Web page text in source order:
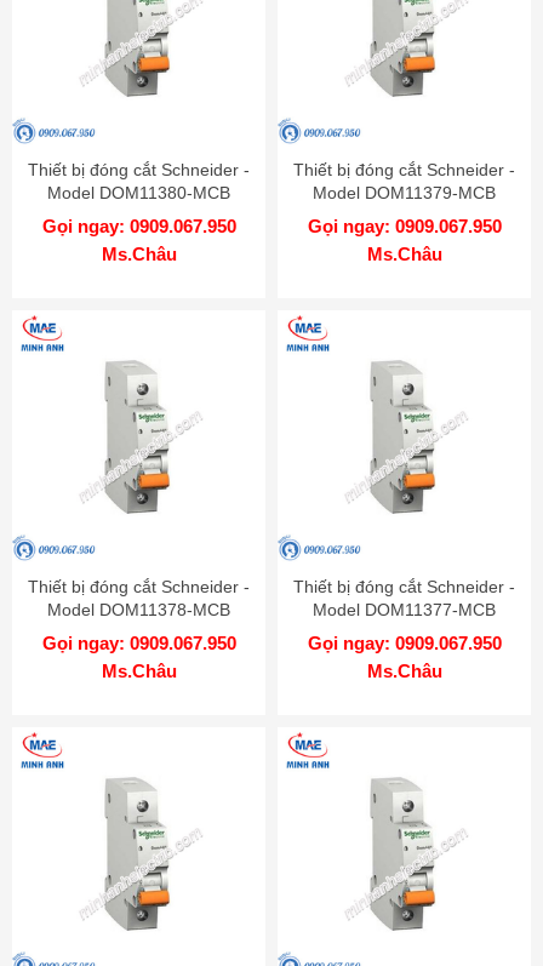
Thiết bị đóng cắt Schneider -
Model DOM11380-MCB
Gọi ngay: 0909.067.950
Ms.Châu
Thiết bị đóng cắt Schneider -
Model DOM11379-MCB
Gọi ngay: 0909.067.950
Ms.Châu
Thiết bị đóng cắt Schneider -
Model DOM11378-MCB
Gọi ngay: 0909.067.950
Ms.Châu
Thiết bị đóng cắt Schneider -
Model DOM11377-MCB
Gọi ngay: 0909.067.950
Ms.Châu